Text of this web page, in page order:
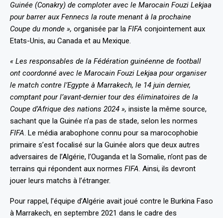
Guinée (Conakry) de comploter avec le Marocain Fouzi Lekjaa
pour barrer aux Fennecs la route menant à la prochaine
Coupe du monde », organisée par la FIFA conjointement aux
Etats-Unis, au Canada et au Mexique.
« Les responsables de la Fédération guinéenne de football
ont coordonné avec le Marocain Fouzi Lekjaa pour organiser
le match contre l’Egypte à Marrakech, le 14 juin dernier,
comptant pour l’avant-dernier tour des éliminatoires de la
Coupe d’Afrique des nations 2024 », insiste la même source,
sachant que la Guinée n’a pas de stade, selon les normes
FIFA. Le média arabophone connu pour sa marocophobie
primaire s’est focalisé sur la Guinée alors que deux autres
adversaires de l’Algérie, l’Ouganda et la Somalie, n’ont pas de
terrains qui répondent aux normes FIFA. Ainsi, ils devront
jouer leurs matchs à l’étranger.
Pour rappel, l’équipe d’Algérie avait joué contre le Burkina Faso
à Marrakech, en septembre 2021 dans le cadre des